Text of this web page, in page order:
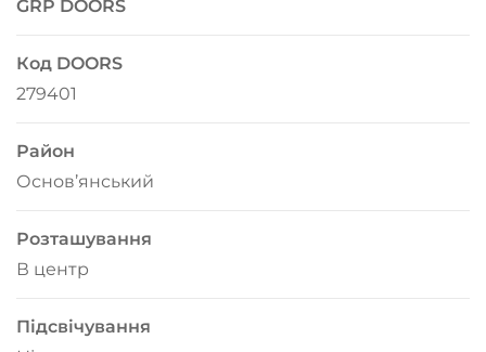
GRP DOORS
Код DOORS
279401
Район
Основ’янський
Розташування
В центр
Підсвічування